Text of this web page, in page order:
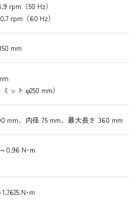
rpm（50 Hz）
rpm（60 Hz）
mm
ット φ250 mm）
mm、内径 75 mm、最大長さ 360 mm
0.96 N･m
1.7625 N･m